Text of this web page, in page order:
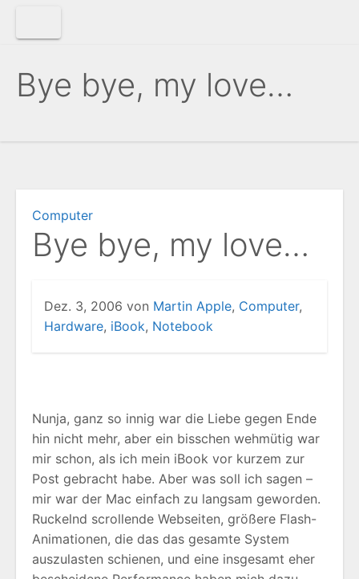
Bye bye, my love…
Computer
Bye bye, my love…
Dez. 3, 2006 von Martin Apple, Computer,
Hardware, iBook, Notebook
Nunja, ganz so innig war die Liebe gegen Ende
hin nicht mehr, aber ein bisschen wehmütig war
mir schon, als ich mein iBook vor kurzem zur
Post gebracht habe. Aber was soll ich sagen –
mir war der Mac einfach zu langsam geworden.
Ruckelnd scrollende Webseiten, größere Flash-
Animationen, die das das gesamte System
auszulasten schienen, und eine insgesamt eher